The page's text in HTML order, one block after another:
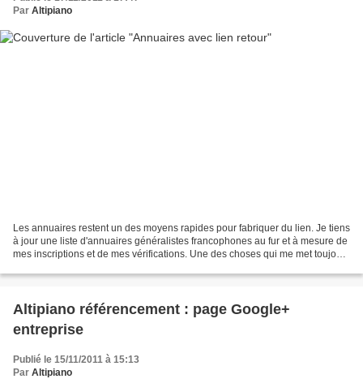
Par Altipiano
Les annuaires restent un des moyens rapides pour fabriquer du lien. Je tiens
à jour une liste d'annuaires généralistes francophones au fur et à mesure de
mes inscriptions et de mes vérifications. Une des choses qui me met toujours
Altipiano référencement : page Google+
entreprise
Publié le 15/11/2011 à 15:13
Par Altipiano